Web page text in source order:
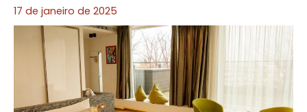
17 de janeiro de 2025